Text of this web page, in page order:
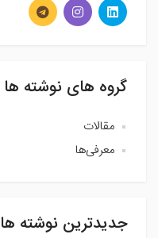
گروه های نوشته ها
مقالات
معرفی‌ها
جدیدترین نوشته ها